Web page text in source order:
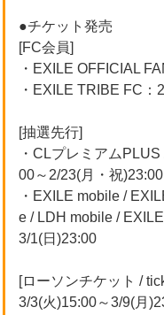
●チケット発売
[FC会員]
・EXILE OFFICIAL
・EXILE TRIBE FC
[抽選先行]
・CLプレミアム
00～2/23(月・祝)23:00
・EXILE mobile /
e / LDH mobile /
3/1(日)23:00
[ローソンチケット /
3/3(火)15:00～3/9(月